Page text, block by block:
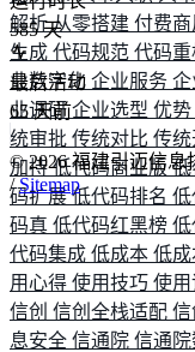
解析从零搭建 付费商
生成 代码规范 代码重
业数字化 企业服务 企
业调研企业选型 优势
统审批 传统对比 传统
加持低代码商业版
码扩展低代码排名 低
码真 低代码红黑榜 低
代码集成 低成本 低成
用心得 使用技巧 使用
信创 信创全栈适配 信
息安全 信通院 信通
585 天
最后活动
65 天前
©2026福建引迈信息
/Sitemap